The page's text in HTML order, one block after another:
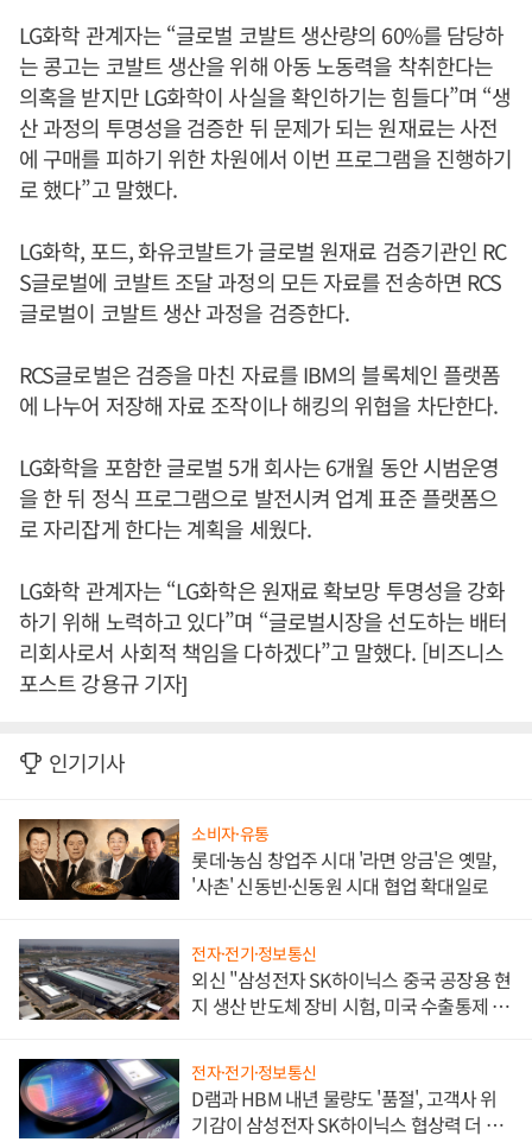
LG화학 관계자는 “글로벌 코발트 생산량의 60%를 담당하
는 콩고는 코발트 생산을 위해 아동 노동력을 착취한다는
의혹을 받지만 LG화학이 사실을 확인하기는 힘들다”며 “생
산 과정의 투명성을 검증한 뒤 문제가 되는 원재료는 사전
에 구매를 피하기 위한 차원에서 이번 프로그램을 진행하기
로 했다”고 말했다.
LG화학, 포드, 화유코발트가 글로벌 원재료 검증기관인 RC
S글로벌에 코발트 조달 과정의 모든 자료를 전송하면 RCS
글로벌이 코발트 생산 과정을 검증한다.
RCS글로벌은 검증을 마친 자료를 IBM의 블록체인 플랫폼
에 나누어 저장해 자료 조작이나 해킹의 위협을 차단한다.
LG화학을 포함한 글로벌 5개 회사는 6개월 동안 시범운영
을 한 뒤 정식 프로그램으로 발전시켜 업계 표준 플랫폼으
로 자리잡게 한다는 계획을 세웠다.
LG화학 관계자는 “LG화학은 원재료 확보망 투명성을 강화
하기 위해 노력하고 있다”며 “글로벌시장을 선도하는 배터
리회사로서 사회적 책임을 다하겠다”고 말했다. [비즈니스
포스트 강용규 기자]
인기기사
소비자·유통
롯데·농심 창업주 시대 '라면 앙금'은 옛말,
'사촌' 신동빈·신동원 시대 협업 확대일로
전자·전기·정보통신
외신 "삼성전자 SK하이닉스 중국 공장용 현
지 생산 반도체 장비 시험, 미국 수출통제 대
전자·전기·정보통신
D램과 HBM 내년 물량도 '품절', 고객사 위
기감이 삼성전자 SK하이닉스 협상력 더 키